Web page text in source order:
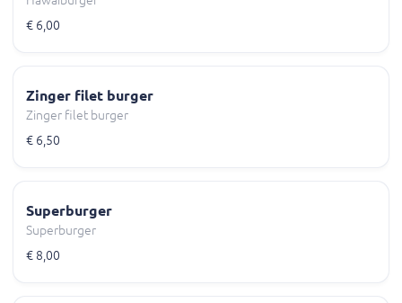
€ 6,00
Zinger filet burger
Zinger filet burger
€ 6,50
Superburger
Superburger
€ 8,00